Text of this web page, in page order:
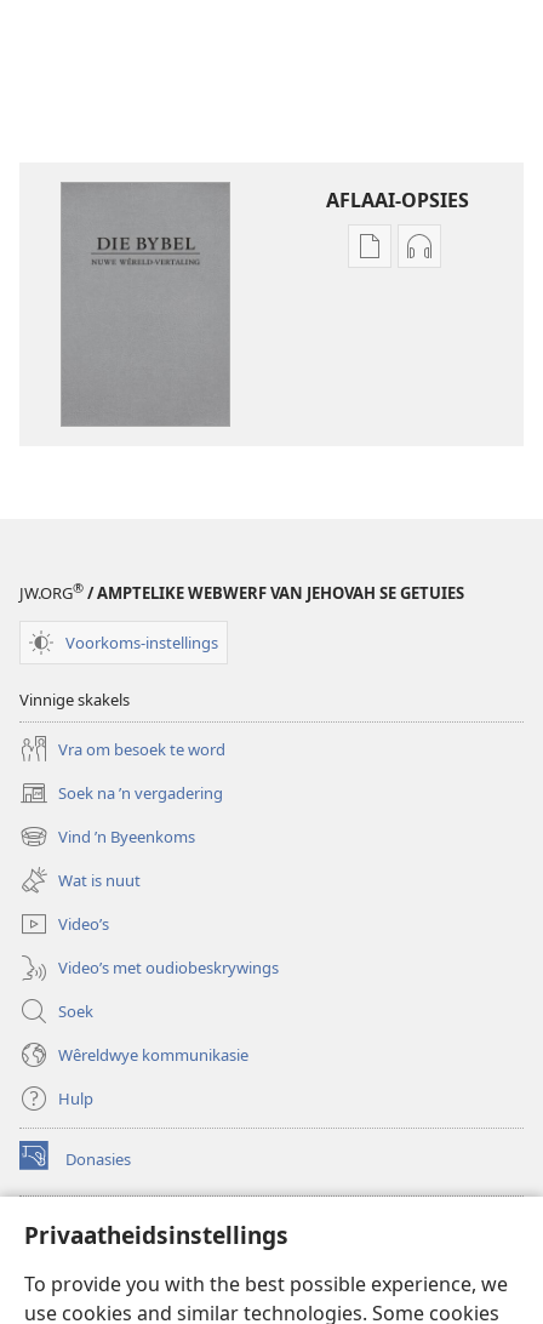
Privaatheidsinstellings
To provide you with the best possible experience, we
use cookies and similar technologies. Some cookies
AFLAAI-OPSIES
Aflaai-Aflaai-
JW.ORG® / AMPTELIKE WEBWERF VAN JEHOVAH SE GETUIES
Voorkoms-instellings
Vinnige skakels
Vra om besoek te word
Soek na ’n vergadering
(maak
nuwe
venster
oop)
Vind ’n Byeenkoms
(maak
nuwe
venster
oop)
Wat is nuut
Video’s
Video’s met oudiobeskrywings
Soek
Wêreldwye kommunikasie
Hulp
Donasies
(maak
nuwe
oop)
Wagtoring – AANLYN BIBLIOTEEK
(maak
venster
oop)
JW Hub
(maak
nuwe